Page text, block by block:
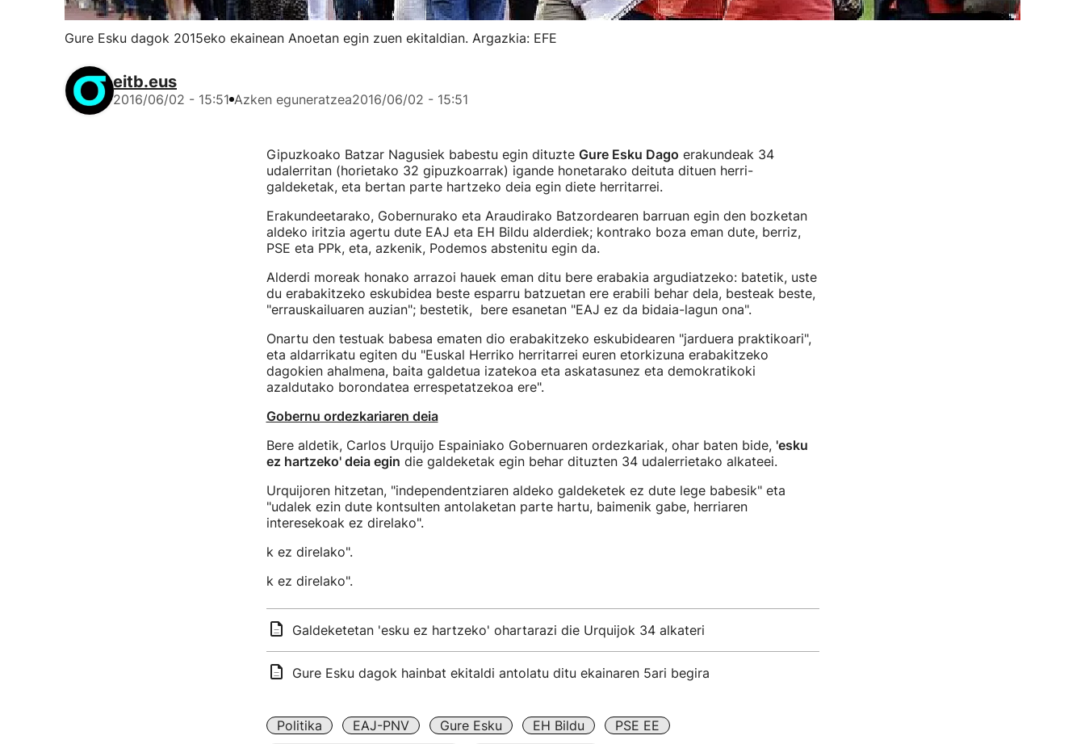
Gure Esku dagok 2015eko ekainean Anoetan egin zuen ekitaldian. Argazkia: EFE
eitb.eus
2016/06/02 - 15:51 Azken eguneratzea2016/06/02 - 15:51
Gipuzkoako Batzar Nagusiek babestu egin dituzte Gure Esku Dago erakundeak 34
udalerritan (horietako 32 gipuzkoarrak) igande honetarako deituta dituen herri-
galdeketak, eta bertan parte hartzeko deia egin diete herritarrei.
Erakundeetarako, Gobernurako eta Araudirako Batzordearen barruan egin den bozketan
aldeko iritzia agertu dute EAJ eta EH Bildu alderdiek; kontrako boza eman dute, berriz,
PSE eta PPk, eta, azkenik, Podemos abstenitu egin da.
Alderdi moreak honako arrazoi hauek eman ditu bere erabakia argudiatzeko: batetik, uste
du erabakitzeko eskubidea beste esparru batzuetan ere erabili behar dela, besteak beste,
"errauskailuaren auzian"; bestetik, bere esanetan "EAJ ez da bidaia-lagun ona".
Onartu den testuak babesa ematen dio erabakitzeko eskubidearen "jarduera praktikoari",
eta aldarrikatu egiten du "Euskal Herriko herritarrei euren etorkizuna erabakitzeko
dagokien ahalmena, baita galdetua izatekoa eta askatasunez eta demokratikoki
azaldutako borondatea errespetatzekoa ere".
Gobernu ordezkariaren deia
Bere aldetik, Carlos Urquijo Espainiako Gobernuaren ordezkariak, ohar baten bide, 'esku
ez hartzeko' deia egin die galdeketak egin behar dituzten 34 udalerrietako alkateei.
Urquijoren hitzetan, "independentziaren aldeko galdeketek ez dute lege babesik" eta
"udalek ezin dute kontsulten antolaketan parte hartu, baimenik gabe, herriaren
interesekoak ez direlako".
k ez direlako".
k ez direlako".
Galdeketetan 'esku ez hartzeko' ohartarazi die Urquijok 34 alkateri
Gure Esku dagok hainbat ekitaldi antolatu ditu ekainaren 5ari begira
Politika EAJ-PNV Gure Esku EH Bildu
PSE EE